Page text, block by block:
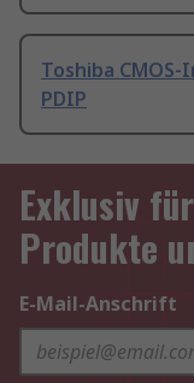
Toshiba
PDIP
Exklusiv
Produkte
E-Mail-Anschrift